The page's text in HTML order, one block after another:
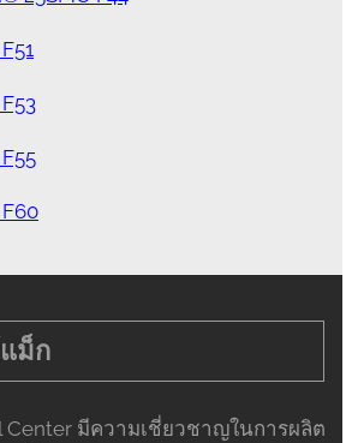
ม็ก
Center มีความเชี่ยวชาญในการผลิต